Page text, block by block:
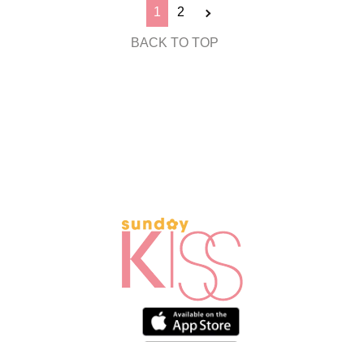
1 2
BACK TO TOP